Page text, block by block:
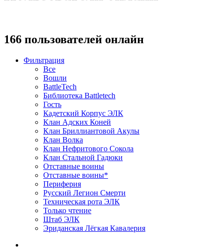
166 пользователей онлайн
Фильтрация
Все
Вошли
BattleTech
Библиотека Battletech
Гость
Кадетский Корпус ЭЛК
Клан Адских Коней
Клан Бриллиантовой Акулы
Клан Волка
Клан Нефритового Сокола
Клан Стальной Гадюки
Отставные воины
Отставные воины*
Периферия
Русский Легион Смерти
Техническая рота ЭЛК
Только чтение
Штаб ЭЛК
Эриданская Лёгкая Кавалерия